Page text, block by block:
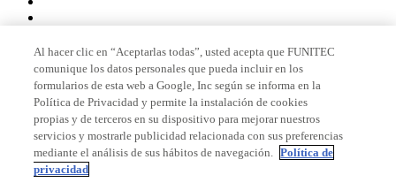
Miembro de
Acreditaciones
Al hacer clic en “Aceptarlas todas”, usted acepta que FUNITEC
comunique los datos personales que pueda incluir en los
formularios de esta web a Google, Inc según se informa en la
Política de Privacidad y permite la instalación de cookies
propias y de terceros en su dispositivo para mejorar nuestros
servicios y mostrarle publicidad relacionada con sus preferencias
mediante el análisis de sus hábitos de navegación. Política de
privacidad